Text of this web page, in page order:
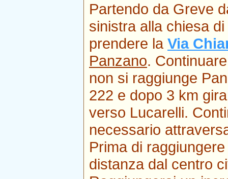
Partendo da Greve
sinistra alla chiesa
prendere la Via
Panzano.
non si raggiunge
222 e dopo 3 km
verso Lucarelli.
necessario
Prima di
distanza dal centro